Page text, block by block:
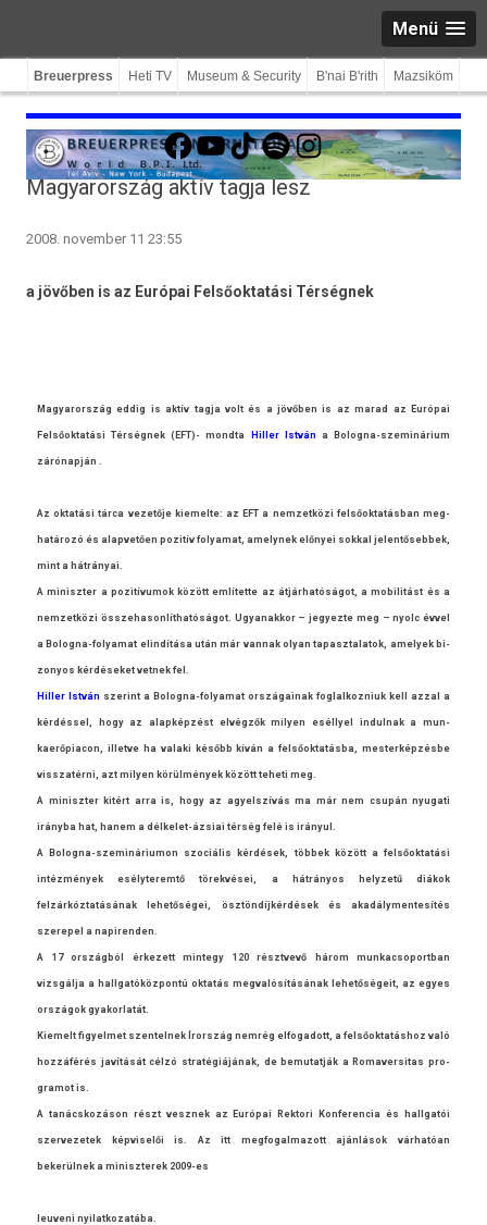
Menü
Breuerpress Heti TV Museum & Security B'nai B'rith Mazsiköm
Facebook
YouTube
TikTokSpotifyInstagram
Magyarország aktív tagja lesz
2008. november 11 23:55
a jövőben is az Európai Felsőoktatási Térségnek
Magyarország eddig is aktív tagja volt és a jövőben is az marad az Európai
Felsőoktatási Térségnek (EFT)- mondta Hill­er István a Bologna-szeminárium
zárónapján .
Az oktatási tárca vezetője kiemel­te: az EFT a nem­zetközi felsőoktatásban meg­
határozó és al­ap­vető­en pozitív folyamat, amelynek előnyei sokk­al jelen­tőseb­bek,
mint a hátrányai.
A miniszt­er a pozitívumok között említette az átjárhatóságot, a mobilitást és a
nem­zetközi összehason­líthatóságot. Ugyanak­kor – jegyez­te meg – nyolc évvel
a Bologna-folyamat elindítása után már van­nak olyan tapasztalatok, amelyek bi­
zonyos kérdéseket vet­nek fel.
Hill­er István szerint a Bologna-folyamat országainak fog­lalkoz­niuk kell azzal a
kérdéssel, hogy az alapképzést elvégzők mily­en eséllyel in­dul­nak a mun­
kaerőpiacon, il­let­ve ha valaki később kíván a felsőoktatásba, mes­terkép­zésbe
visszatér­ni, azt mily­en körülmények között teheti meg.
A miniszt­er kitért arra is, hogy az agyelszívás ma már nem csupán nyugati
irányba hat, hanem a délkelet-ázsiai térség felé is irányul.
A Bologna-szemináriumon szociális kérdések, többek között a felsőoktatási
intézmények esélyteremtő törekvései, a hátrányos helyzetű diákok
felzárkóztatásának lehetőségei, ösztöndíjkérdések és akadálymen­tesítés
szerepel a napirend­en.
A 17 országból érkezett min­tegy 120 résztvevő három mun­kacsoportban
vizsgálja a hallgatóköz­pontú oktatás meg­valósításának lehetőségeit, az egyes
országok gyakor­latát.
Kiemelt figyel­met szen­telnek Írország nemrég el­fogadott, a felsőoktatáshoz való
hozzáférés javítását célzó stratégiájának, de be­mutat­ják a Romaver­sitas pro­
gramot is.
A tanácskozáson részt vesznek az Európai Re­ktori Kon­feren­cia és hallgatói
szer­vezetek kép­viselői is. Az itt meg­fogal­mazott ajánlások várhatóan
bekerülnek a miniszterek 2009-es
leuveni nyilat­kozatába.